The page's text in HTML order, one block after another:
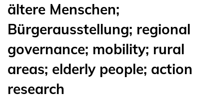
ältere Menschen;
Bürgerausstellung; regional
governance; mobility; rural
areas; elderly people; action
research